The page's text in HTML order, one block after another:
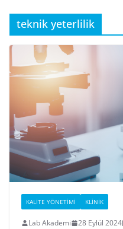
teknik yeterlilik
KALITE YÖNETIMI KLINIK
Lab Akademi 28 Eylül 2024